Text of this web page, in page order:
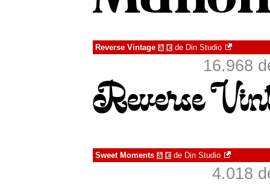
Reverse Vintage à € de Din Studio
16.968
Sweet Moments à € de Din Studio
4.018